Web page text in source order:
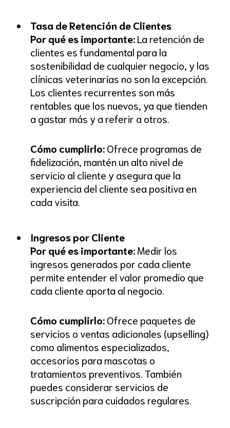
Tasa de Retención de Clientes
Por qué es importante:La retención de
clientes es fundamental para la
sostenibilidad de cualquier negocio, y las
clínicas veterinarias no son la excepción.
Los clientes recurrentes son más
rentables que los nuevos, ya que tienden
a gastar más y a referir a otros.
Cómo cumplirlo:Ofrece programas de
fidelización, mantén un alto nivel de
servicio al cliente y asegura que la
experiencia del cliente sea positiva en
cada visita.
Ingresos por Cliente
Por qué es importante:Medir los
ingresos generados por cada cliente
permite entender el valor promedio que
cada cliente aporta al negocio.
Cómo cumplirlo:Ofrece paquetes de
servicios o ventas adicionales (upselling)
como alimentos especializados,
accesorios para mascotas o
tratamientos preventivos. También
puedes considerar servicios de
suscripción para cuidados regulares.